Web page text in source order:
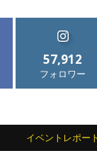
57,912
フォロワー
イベントレポート